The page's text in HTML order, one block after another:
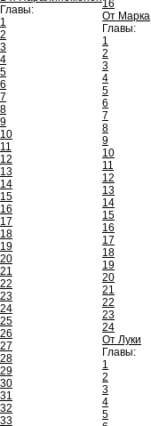
Главы:
1
2
3
4
5
6
7
8
9
10
11
12
13
14
15
16
17
18
19
20
21
22
23
24
25
26
27
28
29
30
31
32
33
16
От Марка
Главы:
1
2
3
4
5
6
7
8
9
10
11
12
13
14
15
16
17
18
19
20
21
22
23
24
От Луки
Главы:
1
2
3
4
5